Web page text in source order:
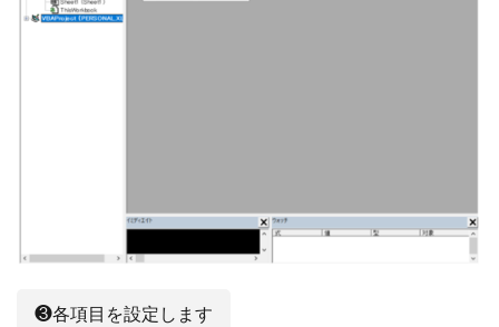
❸各項目を設定します